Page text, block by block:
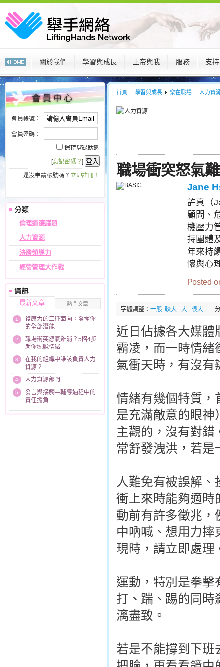
關於我們 學習與成長 上帝與我 服務 支
:::
會員帳號：
會員密碼：
保持登錄狀態
[忘記密碼？ ]
還沒申請帳號嗎？ 立即註冊！
倫理道德議題
人力資源
決勝領導力
經營管理大作戰
最新文章 熱門文章
1
復原力的三種面向：發揮你
的全部潛能
2
職場衝突怒氣難消？5招4步
助你擺脫情緒
3
在我的組織中誰該負責人力
資源？
4 人力資源部門
5
發言與接觸—輔導過程中的
責任擔負
:::
首頁 學習與成長 樂在職場 人力資
職場衝突怒氣
Jane
許真（
顧問、
機壓力
持團體
年來持
懷與心
Posted
字體調整： 一般 較大 大 很大
近日佔據各大媒體
霸凌，而一時情緒
氣衝天時，有沒有
情緒有幾個特質，
是充滿敵意的眼神
主觀的，沒有對錯
常舒發洩洪，若是
人難免有被誤解
衝上來時能夠適時
動前有許多徵兆，
中吶喊、想用力摔
現時，請立即處理
運動，特別是拳擊
打、踹、踢的同時
漓盡致。
若是不能撐到下班